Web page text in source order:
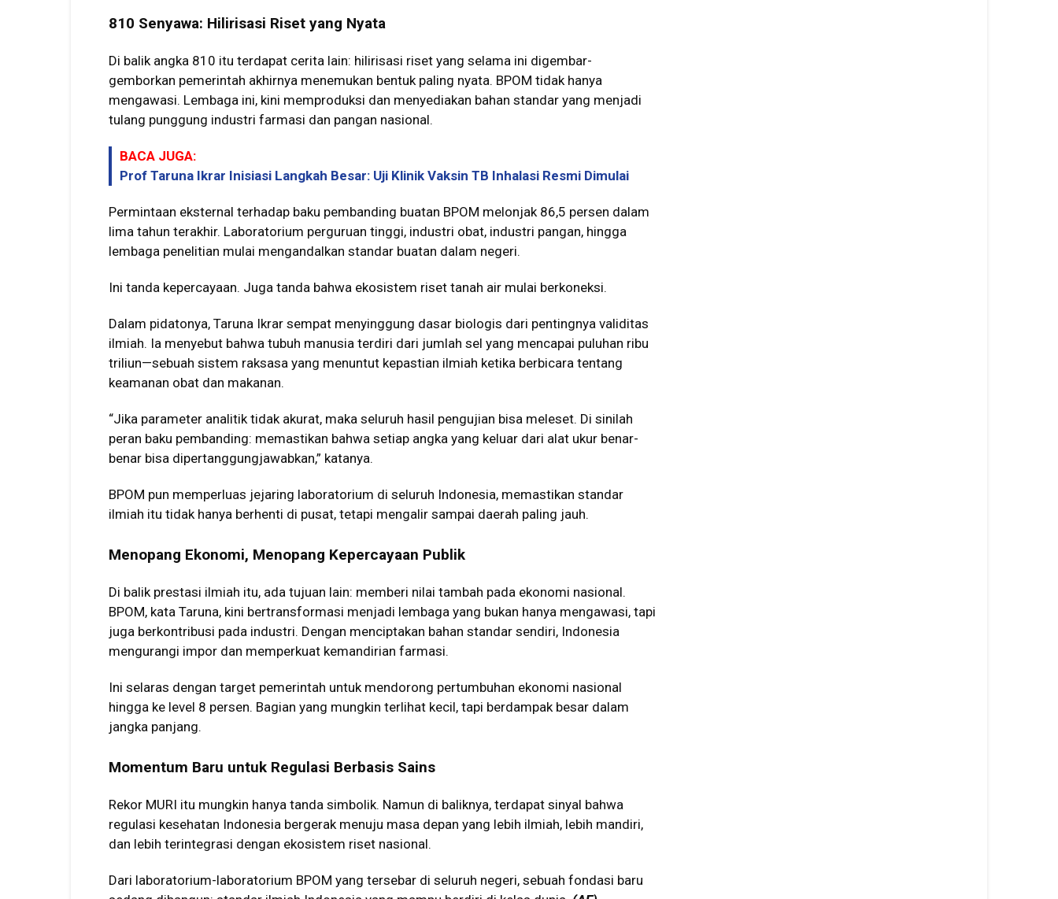
810 Senyawa: Hilirisasi Riset yang Nyata
Di balik angka 810 itu terdapat cerita lain: hilirisasi riset yang selama ini digembar-
gemborkan pemerintah akhirnya menemukan bentuk paling nyata. BPOM tidak hanya
mengawasi. Lembaga ini, kini memproduksi dan menyediakan bahan standar yang menjadi
tulang punggung industri farmasi dan pangan nasional.
BACA JUGA:
Prof Taruna Ikrar Inisiasi Langkah Besar: Uji Klinik Vaksin TB Inhalasi Resmi Dimulai
Permintaan eksternal terhadap baku pembanding buatan BPOM melonjak 86,5 persen dalam
lima tahun terakhir. Laboratorium perguruan tinggi, industri obat, industri pangan, hingga
lembaga penelitian mulai mengandalkan standar buatan dalam negeri.
Ini tanda kepercayaan. Juga tanda bahwa ekosistem riset tanah air mulai berkoneksi.
Dalam pidatonya, Taruna Ikrar sempat menyinggung dasar biologis dari pentingnya validitas
ilmiah. Ia menyebut bahwa tubuh manusia terdiri dari jumlah sel yang mencapai puluhan ribu
triliun—sebuah sistem raksasa yang menuntut kepastian ilmiah ketika berbicara tentang
keamanan obat dan makanan.
“Jika parameter analitik tidak akurat, maka seluruh hasil pengujian bisa meleset. Di sinilah
peran baku pembanding: memastikan bahwa setiap angka yang keluar dari alat ukur benar-
benar bisa dipertanggungjawabkan,” katanya.
BPOM pun memperluas jejaring laboratorium di seluruh Indonesia, memastikan standar
ilmiah itu tidak hanya berhenti di pusat, tetapi mengalir sampai daerah paling jauh.
Menopang Ekonomi, Menopang Kepercayaan Publik
Di balik prestasi ilmiah itu, ada tujuan lain: memberi nilai tambah pada ekonomi nasional.
BPOM, kata Taruna, kini bertransformasi menjadi lembaga yang bukan hanya mengawasi, tapi
juga berkontribusi pada industri. Dengan menciptakan bahan standar sendiri, Indonesia
mengurangi impor dan memperkuat kemandirian farmasi.
Ini selaras dengan target pemerintah untuk mendorong pertumbuhan ekonomi nasional
hingga ke level 8 persen. Bagian yang mungkin terlihat kecil, tapi berdampak besar dalam
jangka panjang.
Momentum Baru untuk Regulasi Berbasis Sains
Rekor MURI itu mungkin hanya tanda simbolik. Namun di baliknya, terdapat sinyal bahwa
regulasi kesehatan Indonesia bergerak menuju masa depan yang lebih ilmiah, lebih mandiri,
dan lebih terintegrasi dengan ekosistem riset nasional.
Dari laboratorium-laboratorium BPOM yang tersebar di seluruh negeri, sebuah fondasi baru